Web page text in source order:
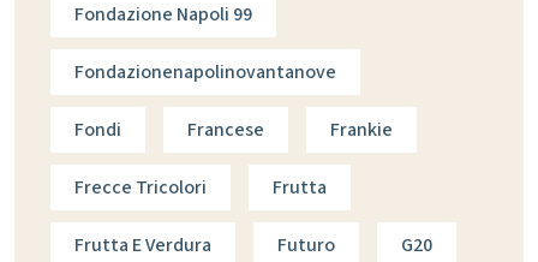
Fondazione Napoli 99
Fondazionenapolinovantanove
Fondi Francese Frankie
Frecce Tricolori Frutta
Frutta E Verdura Futuro G20